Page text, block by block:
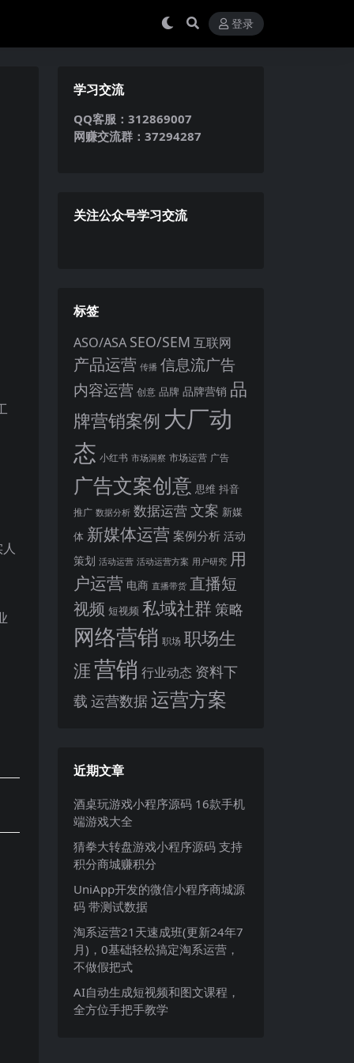
登录
学习交流
QQ客服：312869007
网赚交流群：37294287
关注公众号学习交流
标签
ASO/ASA SEO/SEM 互联网
产品运营 传播 信息流广告
内容运营 创意 品牌 品牌营销 品
牌营销案例 大厂动
态 小红书 市场洞察 市场运营 广告
广告文案创意 思维 抖音
推广 数据分析 数据运营 文案 新媒
体 新媒体运营 案例分析 活动
策划 活动运营 活动运营方案 用户研究 用
户运营 电商 直播带货 直播短
视频 短视频 私域社群 策略
网络营销 职场 职场生
涯营销 行业动态 资料下
载 运营数据运营方案
近期文章
酒桌玩游戏小程序源码 16款手机
端游戏大全
猜拳大转盘游戏小程序源码 支持
积分商城赚积分
UniApp开发的微信小程序商城源
码 带测试数据
淘系运营21天速成班(更新24年7
月)，0基础轻松搞定淘系运营，
不做假把式
AI自动生成短视频和图文课程，
全方位手把手教学